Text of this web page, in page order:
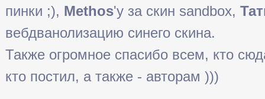
пинки ;), Methos'у за скин sandbox,
вебдванолизацию синего скина.
Также огромное спасибо всем, кто
кто постил, а также - авторам )))